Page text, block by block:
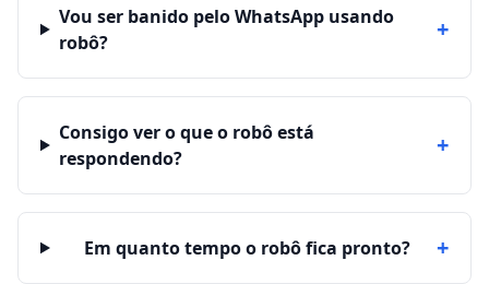
Vou ser banido pelo WhatsApp usando
robô?
+
Consigo ver o que o robô está
respondendo?
+
Em quanto tempo o robô fica pronto? +